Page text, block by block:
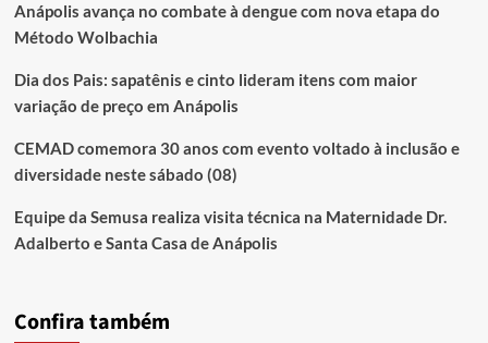
Anápolis avança no combate à dengue com nova etapa do
Método Wolbachia
Dia dos Pais: sapatênis e cinto lideram itens com maior
variação de preço em Anápolis
CEMAD comemora 30 anos com evento voltado à inclusão e
diversidade neste sábado (08)
Equipe da Semusa realiza visita técnica na Maternidade Dr.
Adalberto e Santa Casa de Anápolis
Confira também